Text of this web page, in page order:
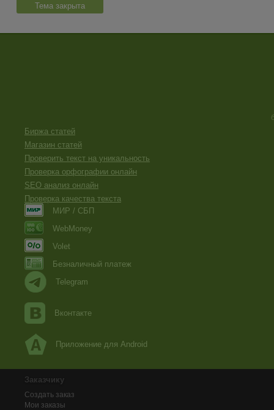
Тема закрыта
Биржа статей
Магазин статей
Проверить текст на уникальность
Проверка орфографии онлайн
SEO анализ онлайн
Проверка качества текста
МИР / СБП
WebMoney
Volet
Безналичный платеж
Telegram
Вконтакте
Приложение для Android
Заказчику
Создать заказ
Мои заказы